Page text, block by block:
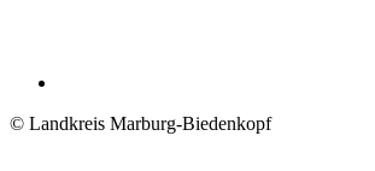
© Landkreis Marburg-Biedenkopf